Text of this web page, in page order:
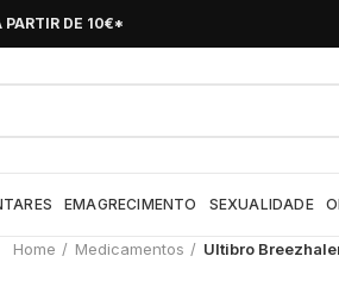
PARTIR DE 10€*
EMAGRECIMENTO SEXUALIDADE
Home
Medicamentos Ultibro